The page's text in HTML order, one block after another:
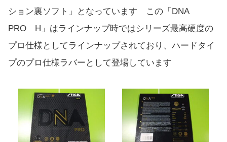
ション裏ソフト」となっています この「DNA
PRO H」はラインナップ時ではシリーズ最高硬度の
プロ仕様としてラインナップされており、ハードタイ
プのプロ仕様ラバーとして登場しています